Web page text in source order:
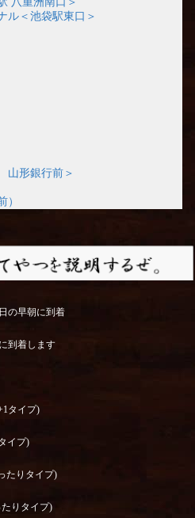
ル＜池袋駅東口＞
形銀行前＞
）
の早朝に到着
到着します
タイプ)
イプ)
たりタイプ)
りタイプ)